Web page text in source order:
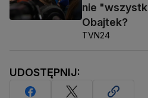
nie
Obajtek?
TVN24
UDOSTĘPNIJ: